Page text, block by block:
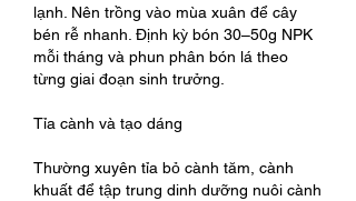
lạnh. Nên trồng vào mùa xuân để cây
bén rễ nhanh. Định kỳ bón 30–50g NPK
mỗi tháng và phun phân bón lá theo
từng giai đoạn sinh trưởng.
Tỉa cành và tạo dáng
Thường xuyên tỉa bỏ cành tăm, cành
khuất để tập trung dinh dưỡng nuôi cành